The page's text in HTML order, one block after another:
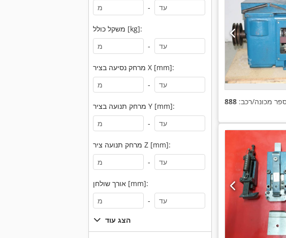
-
משקל כולל [kg]:
-
מרחק נסיעה בציר X [mm]:
-
מרחק תנועה בציר Y [mm]:
-
מרחק תנועה ציר Z [mm]:
-
אורך שולחן [mm]:
-
הצג עוד
מכונה/רכב: 888